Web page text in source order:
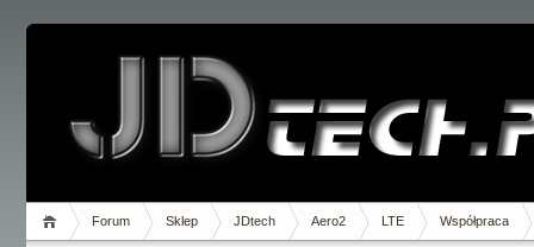
Forum Sklep JDtech Aero2 LTE Współpraca